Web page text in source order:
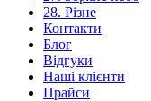
28. Різне
Контакти
Блог
Відгуки
Наші клієнти
Прайси